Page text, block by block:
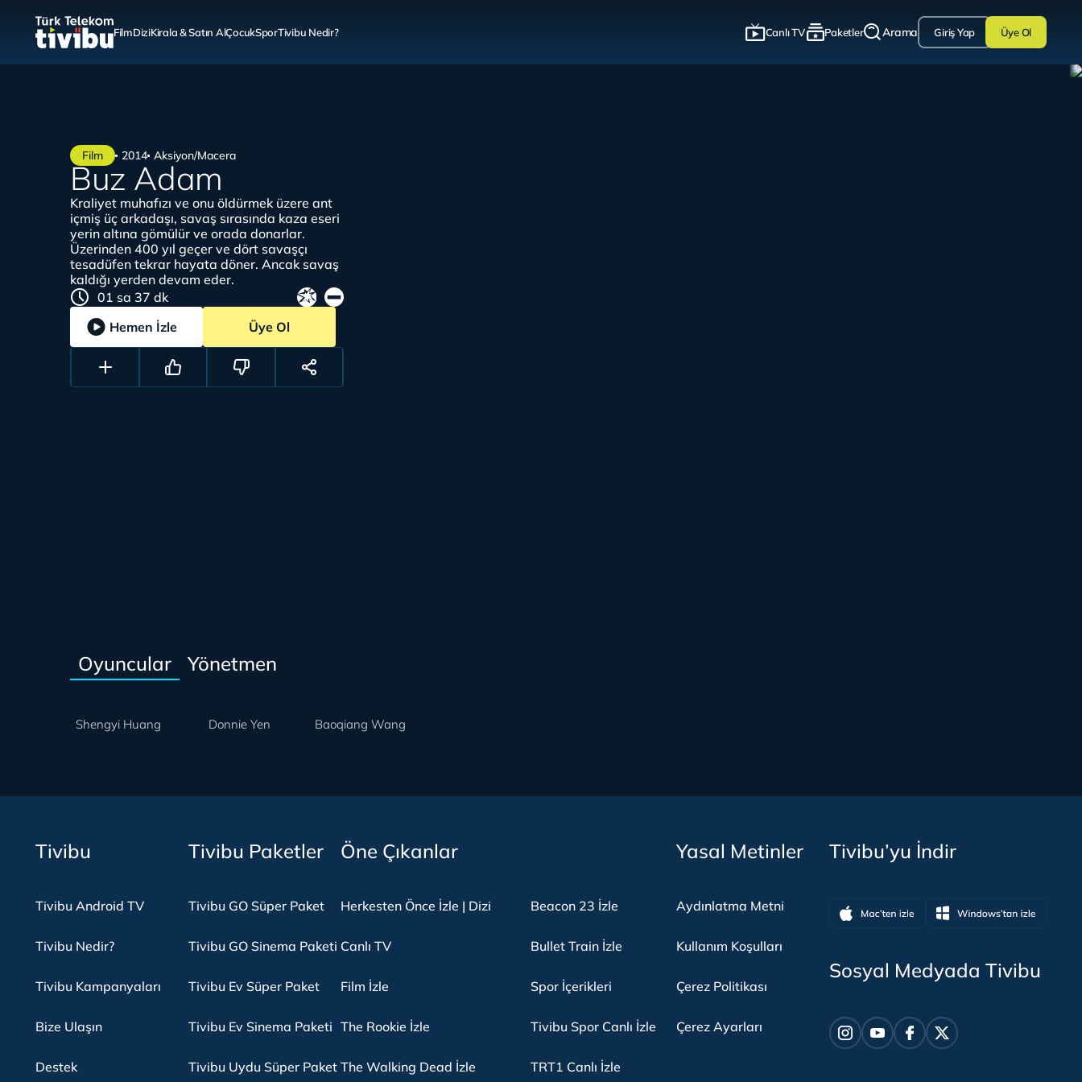
FilmDiziKirala & Satın AlÇocukSporTivibu Nedir? Canlı TV Paketler Arama Giriş Yap Üye Ol
Film 2014 Aksiyon/Macera
Buz Adam
Kraliyet muhafızı ve onu öldürmek üzere ant
içmiş üç arkadaşı, savaş sırasında kaza eseri
yerin altına gömülür ve orada donarlar.
Üzerinden 400 yıl geçer ve dört savaşçı
tesadüfen tekrar hayata döner. Ancak savaş
kaldığı yerden devam eder.
01 sa 37 dk
Hemen İzle
Üye Ol
Oyuncular Yönetmen
Shengyi Huang Donnie Yen Baoqiang Wang
Tivibu
Tivibu Android TV
Tivibu Nedir?
Tivibu Kampanyaları
Bize Ulaşın
Destek
Tivibu Paketler
Tivibu GO Süper Paket
Tivibu GO Sinema Paketi
Tivibu Ev Süper Paket
Tivibu Ev Sinema Paketi
Tivibu Uydu Süper Paket
Öne Çıkanlar
Herkesten Önce İzle | Dizi
Canlı TV
Film İzle
The Rookie İzle
The Walking Dead İzle
Beacon 23 İzle
Bullet Train İzle
Spor İçerikleri
Tivibu Spor Canlı İzle
TRT1 Canlı İzle
Yasal Metinler
Aydınlatma Metni
Kullanım Koşulları
Çerez Politikası
Çerez Ayarları
Tivibu’yu İndir
Sosyal Medyada Tivibu